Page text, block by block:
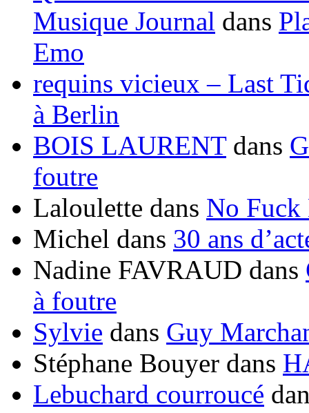
Musique Journal dans
Emo
requins vicieux – Last
à Berlin
BOIS LAURENTdans
foutre
Laloulette dans No Fuck
Michel dans 30 ans
Nadine FAVRAUD dans
à foutre
Sylvie dans Guy
Stéphane Bouyer dans
Lebuchard courroucé